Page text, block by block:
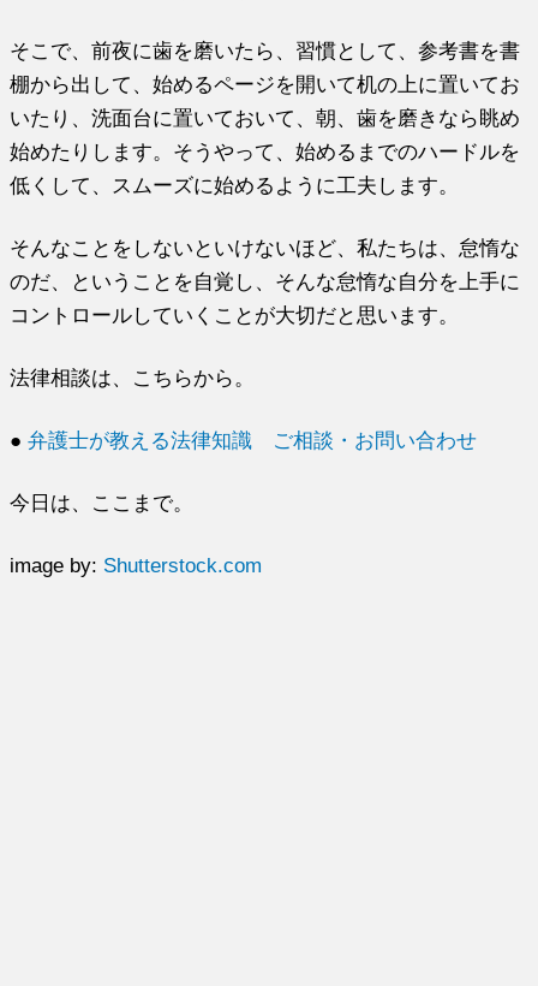
そこで、前夜に歯を磨いたら、習慣として、参考書を書
棚から出して、始めるページを開いて机の上に置いてお
いたり、洗面台に置いておいて、朝、歯を磨きなら眺め
始めたりします。そうやって、始めるまでのハードルを
低くして、スムーズに始めるように工夫します。
そんなことをしないといけないほど、私たちは、怠惰な
のだ、ということを自覚し、そんな怠惰な自分を上手に
コントロールしていくことが大切だと思います。
法律相談は、こちらから。
●弁護士が教える法律知識 ご相談・お問い合わせ
今日は、ここまで。
image by: Shutterstock.com